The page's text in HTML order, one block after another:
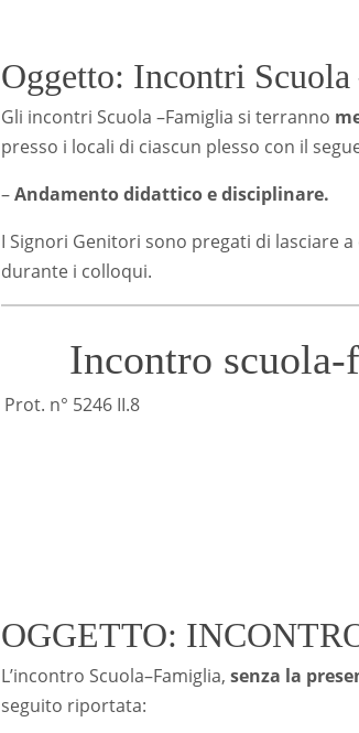
Oggetto: Incontri
Gli incontri Scuola –Famiglia si terranno
presso i locali di ciascun plesso con il
–Andamento didattico e disciplinare.
I Signori Genitori sono pregati di lasciare
durante i colloqui.
Incontro
Prot.
Reggio
OGGETTO:
L’incontro Scuola–Famiglia, senza la
seguito riportata: